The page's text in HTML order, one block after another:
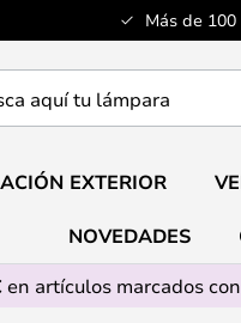
Más de
EXTERIOR
NOVEDADES
en artículos marcados